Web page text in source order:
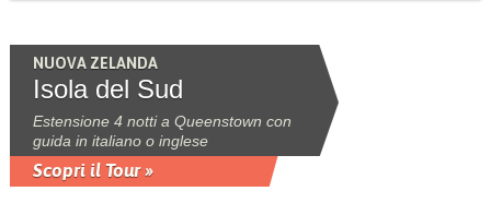
NUOVA ZELANDA
Isola del Sud
Estensione 4 notti a Queenstown con
guida in italiano o inglese
Scopri il Tour »